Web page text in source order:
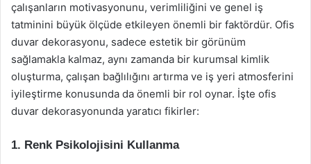
çalışanların motivasyonunu, verimliliğini ve genel iş
tatminini büyük ölçüde etkileyen önemli bir faktördür. Ofis
duvar dekorasyonu, sadece estetik bir görünüm
sağlamakla kalmaz, aynı zamanda bir kurumsal kimlik
oluşturma, çalışan bağlılığını artırma ve iş yeri atmosferini
iyileştirme konusunda da önemli bir rol oynar. İşte ofis
duvar dekorasyonunda yaratıcı fikirler:
1. Renk Psikolojisini Kullanma